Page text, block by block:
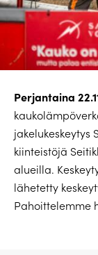
Perjantaina
jakelukeskeytys
kiinteistöjä
alueilla.
lähetetty
Pahoittelemme